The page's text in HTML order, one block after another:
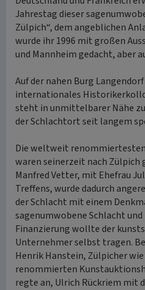
Jahrestag dieser
Zülpich“, dem angeblichen
wurde ihr 1996 mit großen
und Mannheim gedacht, aber
Auf der nahen Burg
internationales
steht in unmittelbarer Nähe
der Schlachtort seit langem
Die weltweit
waren seinerzeit nach Zülpich
Manfred Vetter, mit Ehefrau
Treffens, wurde dadurch
der Schlacht mit einem
sagenumwobene Schlacht und
Finanzierung wollte der
Unternehmer selbst tragen.
Henrik Hanstein, Zülpicher
renommierten
regte an, Ulrich Rückriem mit